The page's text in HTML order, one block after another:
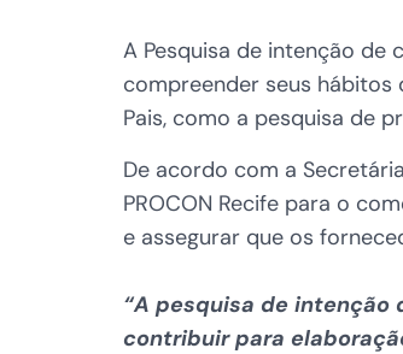
A Pesquisa de intenção de
compreender seus
Pais, como a pesquisa de
De acordo com a
PROCON Recife para o
e assegurar que os
“A pesquisa de intenção
contribuir para